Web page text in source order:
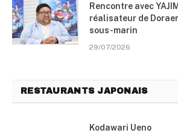
Rencontre avec
réalisateur de
sous-marin
29/07/2026
RESTAURANTS JAPONAIS
Kodawari Ueno